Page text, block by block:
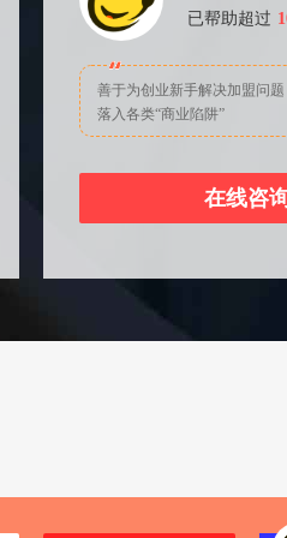
已帮助超过
善于为创业新手解决加盟问
落入各类“商业陷阱”
在线咨询